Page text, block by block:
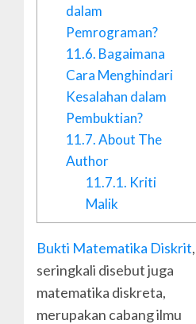
dalam
Pemrograman?
11.6. Bagaimana
Cara Menghindari
Kesalahan dalam
Pembuktian?
11.7.About The
Author
11.7.1. Kriti
Malik
Bukti Matematika Diskrit,
seringkali disebut juga
matematika diskreta,
merupakan cabang ilmu